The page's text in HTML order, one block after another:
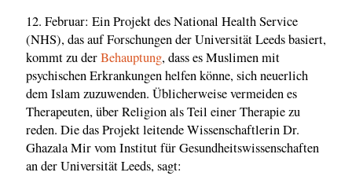
12. Februar: Ein Projekt des National Health Service
(NHS), das auf Forschungen der Universität Leeds basiert,
kommt zu derBehauptung, dass es Muslimen mit
psychischen Erkrankungen helfen könne, sich neuerlich
dem Islam zuzuwenden. Üblicherweise vermeiden es
Therapeuten, über Religion als Teil einer Therapie zu
reden. Die das Projekt leitende Wissenschaftlerin Dr.
Ghazala Mir vom Institut für Gesundheitswissenschaften
an der Universität Leeds, sagt: